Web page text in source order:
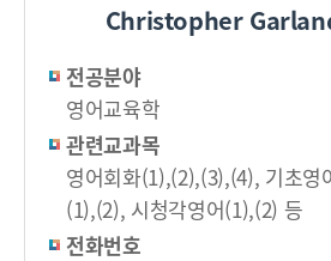
Christopher
전공분야
영어교육학
관련교과목
영어회화(1),(2),(3),(4), 기초영
(1),(2), 시청각영어(1),(2) 등
전화번호